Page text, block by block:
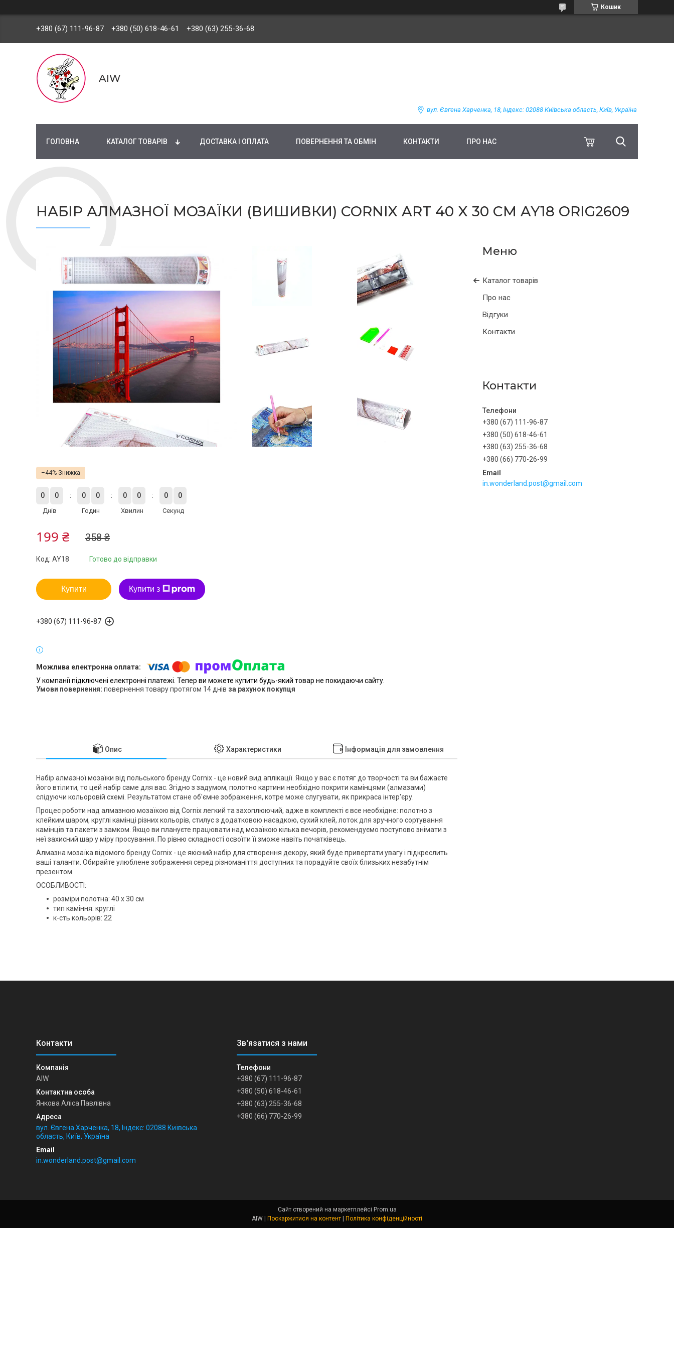
Кошик
+380 (67) 111-96-87 +380 (50) 618-46-61 +380 (63) 255-36-68
AIW
вул. Євгена Харченка, 18, Індекс: 02088 Київська область, Київ, Україна
ГОЛОВНА КАТАЛОГ ТОВАРІВ ДОСТАВКА І ОПЛАТА ПОВЕРНЕННЯ ТА ОБМІН КОНТАКТИ ПРО НАС
НАБІР АЛМАЗНОЇ МОЗАЇКИ (ВИШИВКИ) CORNIX ART 40 X 30 СМ AY18 ORIG2609
Каталог товарів
Про нас
Відгуки
Контакти
Контакти
+380 (67) 111-96-87
+380 (50) 618-46-61
+380 (63) 255-36-68
+380 (66) 770-26-99
in.wonderland.post@gmail.com
–44%
0 0
Днів
0 0
Годин
0 0
Хвилин
0 0
Секунд
358 ₴
199 ₴
Готово до відправки
Код: AY18
Купити Купити з
+380 (67) 111-96-87
У компанії підключені електронні платежі. Тепер ви можете купити будь-який товар не покидаючи сайту.
повернення товару протягом 14 днів за рахунок покупця
Опис Характеристики Інформація для замовлення
Набір алмазної мозаїки від польського брендуCornix - це новий вид аплікації. Якщо у вас є потяг до творчості та ви бажаєте
його втілити, то цей набір саме для вас. Згідно з задумом, полотно картини необхідно покрити камінцями (алмазами)
слідуючи кольоровій схемі. Результатом стане об'ємне зображення, котре може слугувати, як прикраса інтер'єру.
Процес роботи над алмазною мозаїкою від Cornixлегкий та захоплюючий, адже в комплекті є все необхідне: полотно з
клейким шаром, круглі камінці різних кольорів, стилус з додатковою насадкою, сухий клей, лоток для зручного сортування
камінців та пакети з замком. Якщо ви плануєте працювати над мозаїкою кілька вечорів, рекомендуємо поступово знімати з
неї захисний шар у міру просування. По рівню складності освоїти її зможе навіть початківець.
Алмазна мозаїка відомого брендуCornix - це якісний набір для створення декору, який буде привертати увагу і підкреслить
ваші таланти. Обирайте улюблене зображення серед різноманіття доступних та порадуйте своїх близьких незабутнім
презентом.
ОСОБЛИВОСТІ:
розміри полотна: 40 x 30 см
тип каміння: круглі
к-сть кольорів: 22
AIW
Янкова Аліса Павлівна
вул. Євгена Харченка, 18, Індекс: 02088 Київська
область, Київ, Україна
in.wonderland.post@gmail.com
+380 (67) 111-96-87
+380 (50) 618-46-61
+380 (63) 255-36-68
+380 (66) 770-26-99
Сайт створений на маркетплейсі Prom.ua
AIW | Поскаржитися на контент | Політика конфіденційності